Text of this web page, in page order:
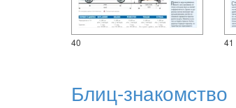
40 41
Блиц-знакомство